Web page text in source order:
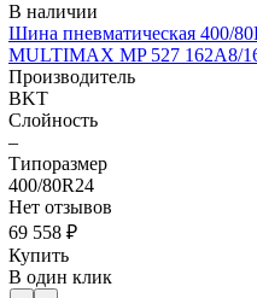
В наличии
Шина пневматическая 400/
MULTIMAX MP 527 162A8/
Производитель
BKT
Слойность
–
Типоразмер
400/80R24
Нет отзывов
69 558 ₽
Купить
В один клик